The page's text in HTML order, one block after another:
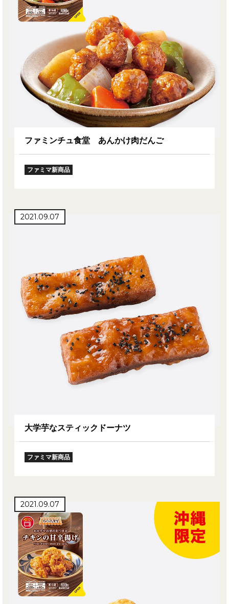
ファミンチュ食堂 あんかけ肉だんご
ファミマ新商品
2021.09.07
大学芋なスティックドーナツ
ファミマ新商品
2021.09.07